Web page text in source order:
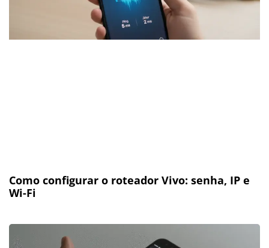
Como configurar o roteador Vivo: senha, IP e
Wi-Fi